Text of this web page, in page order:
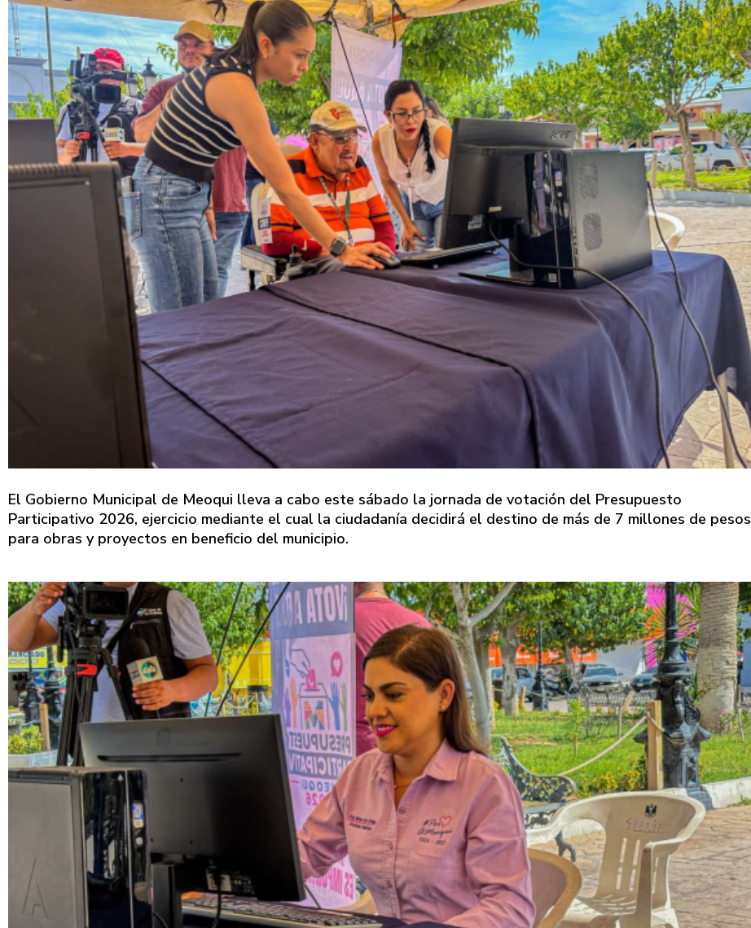
El Gobierno Municipal de Meoqui lleva a cabo este sábado la jornada de votación del Presupuesto
Participativo 2026, ejercicio mediante el cual la ciudadanía decidirá el destino de más de 7 millones de pesos
para obras y proyectos en beneficio del municipio.